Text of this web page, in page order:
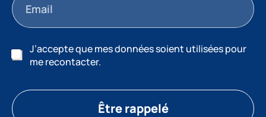
J’accepte que mes données soient utilisées pour
me recontacter.
Être rappelé